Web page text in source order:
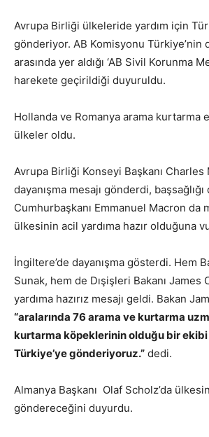
Avrupa Birliği ülkeleride yardım için
gönderiyor. AB Komisyonu Türkiye’nin
arasında yer aldığı ‘AB Sivil Korunma
harekete geçirildiği duyuruldu.
Hollanda ve Romanya arama kurtarma
ülkeler oldu.
Avrupa Birliği Konseyi Başkanı Charles
dayanışma mesajı gönderdi,
Cumhurbaşkanı Emmanuel Macron da
ülkesinin acil yardıma hazır olduğuna
İngiltere’de dayanışma gösterdi. Hem
Sunak, hem de Dışişleri Bakanı James
yardıma hazırız mesajı geldi. Bakan
“aralarında 76 arama ve kurtarma
kurtarma köpeklerinin olduğu bir
Türkiye’ye gönderiyoruz.” dedi.
Almanya Başkanı Olaf Scholz’da
göndereceğini duyurdu.